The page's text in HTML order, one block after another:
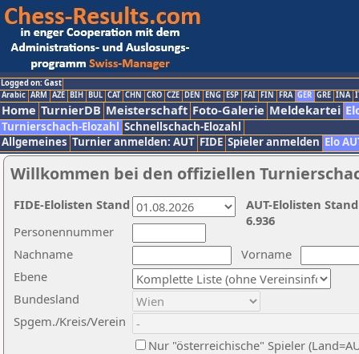
Logged on: Gast
Arabic ARM AZE BIH BUL CAT CHN CRO CZE DEN ENG ESP FAI FIN FRA GER GRE INA
Home TurnierDB Meisterschaft Foto-Galerie Meldekartei
Turnierschach-Elozahl Schnellschach-Elozahl
Allgemeines Turnier anmelden: AUT FIDE Spieler anmelden Elo
Willkommen bei den offiziellen
Nachname
Vorname
Ebene
Personennummer
Bundesland
Spgem./Kreis/Verein
Nur "österreichische" Spieler
AUT-Elolisten
6.936
FIDE-Elolisten Stand